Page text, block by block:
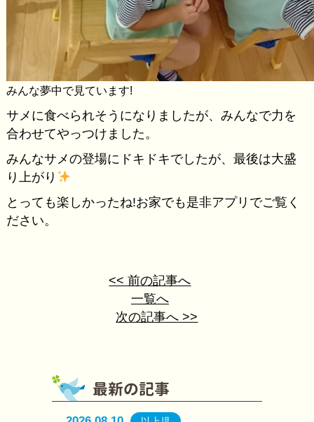
みんな夢中で見ています!
サメに食べられそうになりましたが、みんなで力を
合わせてやっつけました。
みんなサメの登場にドキドキでしたが、最後は大盛
り上がり
とっても楽しかったね!お家でも是非アプリでご覧く
ださい。
<< 前の記事へ
一覧へ
次の記事へ >>